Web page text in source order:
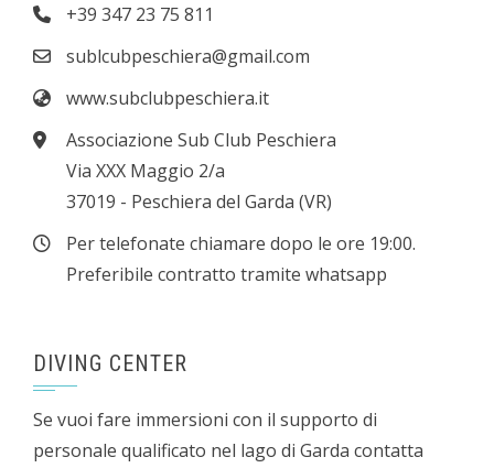
+39 347 23 75 811
sublcubpeschiera@gmail.com
www.subclubpeschiera.it
Associazione Sub Club Peschiera
Via XXX Maggio 2/a
37019 - Peschiera del Garda (VR)
Per telefonate chiamare dopo le ore 19:00.
Preferibile contratto tramite whatsapp
DIVING CENTER
Se vuoi fare immersioni con il supporto di
personale qualificato nel lago di Garda contatta